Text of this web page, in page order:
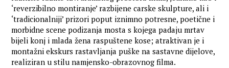
‘reverzibilno montiranje’ razbijene carske skulpture, ali i
‘tradicionalniji’ prizori poput iznimno potresne, poetične i
morbidne scene podizanja mosta s kojega padaju mrtav
bijeli konj i mlada žena raspuštene kose; atraktivan je i
montažni ekskurs rastavljanja puške na sastavne dijelove,
realiziran u stilu namjensko-obrazovnog filma.